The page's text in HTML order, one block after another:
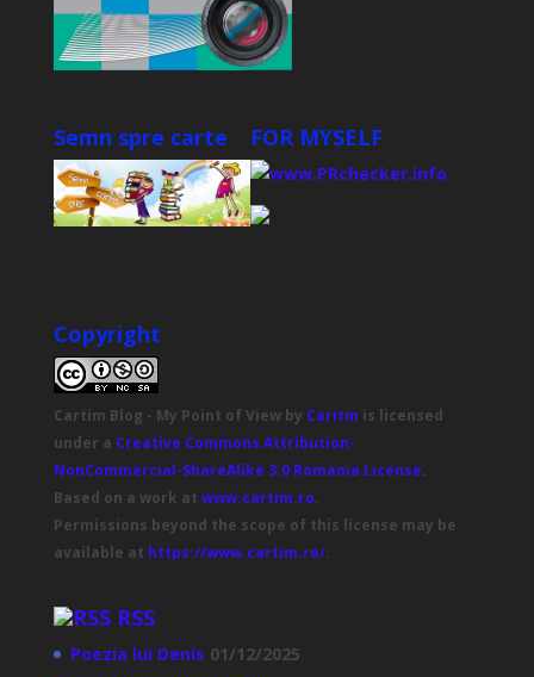
Semn spre carte FOR MYSELF
Copyright
Cartim Blog - My Point of Viewby Caritm is licensed
under a Creative Commons Attribution-
NonCommercial-ShareAlike 3.0 Romania License.
Based on a work at www.cartim.ro.
Permissions beyond the scope of this license may be
available at https://www.cartim.ro/.
RSS
Poezia lui Denis 01/12/2025